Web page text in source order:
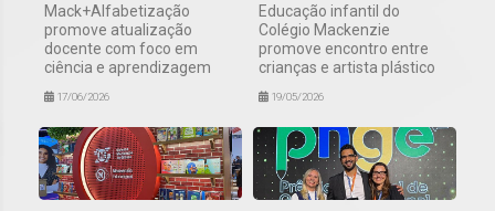
Mack+Alfabetização
promove atualização
docente com foco em
ciência e aprendizagem
17/06/2026
Educação infantil do
Colégio Mackenzie
promove encontro entre
crianças e artista plástico
19/05/2026